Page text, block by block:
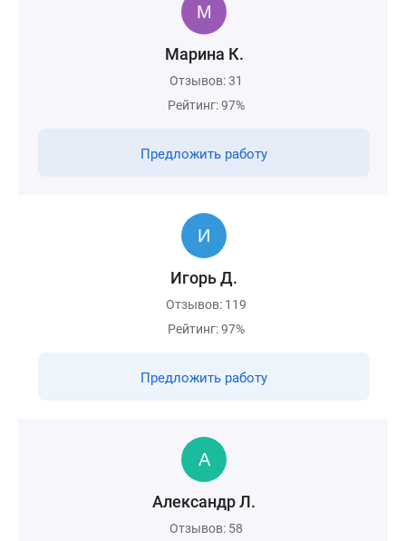
Марина К.
Отзывов: 31
Рейтинг: 97%
Предложить работу
Игорь Д.
Отзывов: 119
Рейтинг: 97%
Предложить работу
Александр Л.
Отзывов: 58